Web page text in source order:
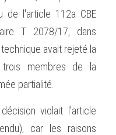
de l'article 112a CBE
T 2078/17, dans
avait rejeté la
membres de la
partialité.
violait l'article
car les raisons